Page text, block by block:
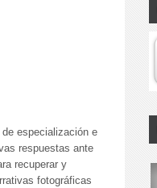
especialización e
respuestas ante
recuperar y
fotográficas